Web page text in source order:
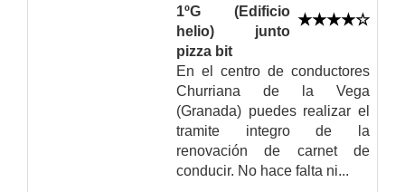
1ºG (Edificio
helio) junto
pizza bit
En el centro de conductores
Churriana de la Vega
(Granada) puedes realizar el
tramite integro de la
renovación de carnet de
conducir. No hace falta ni...